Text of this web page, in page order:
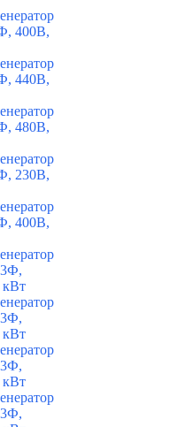
400В,
440В,
480В,
230В,
400В,
кВт
кВт
кВт